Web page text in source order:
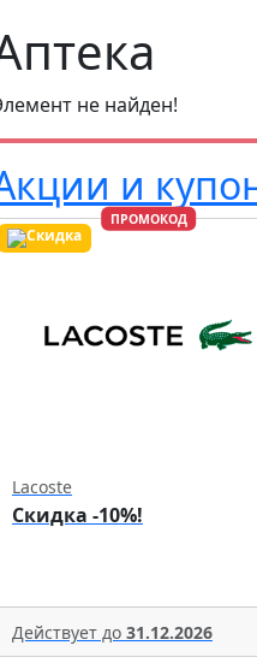
не найден!
и
ПРОМОКОД
Lacoste
Скидка -10%!
Действует до 31.12.2026